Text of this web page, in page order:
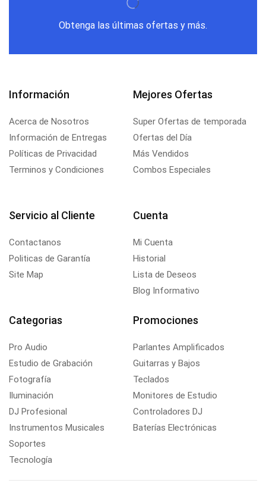
Obtenga las últimas ofertas y más.
Información
Acerca de Nosotros
Información de Entregas
Políticas de Privacidad
Terminos y Condiciones
Mejores Ofertas
Super Ofertas de temporada
Ofertas del Día
Más Vendidos
Combos Especiales
Servicio al Cliente
Contactanos
Politicas de Garantía
Site Map
Cuenta
Mi Cuenta
Historial
Lista de Deseos
Blog Informativo
Categorias
Pro Audio
Estudio de Grabación
Fotografía
Iluminación
DJ Profesional
Instrumentos Musicales
Soportes
Tecnología
Promociones
Parlantes Amplificados
Guitarras y Bajos
Teclados
Monitores de Estudio
Controladores DJ
Baterías Electrónicas